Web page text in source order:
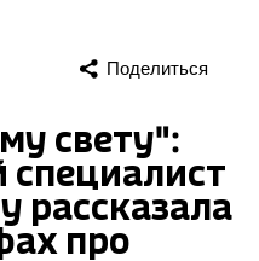
Поделиться
свету":
специалист
рассказала
про